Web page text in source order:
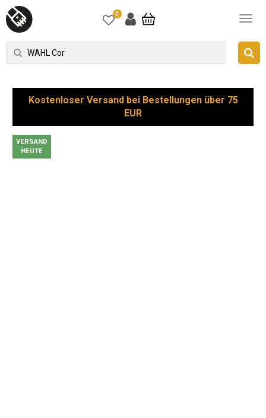
0
Kostenloser Versand bei Bestellungen über 75
EUR
VERSAND
HEUTE